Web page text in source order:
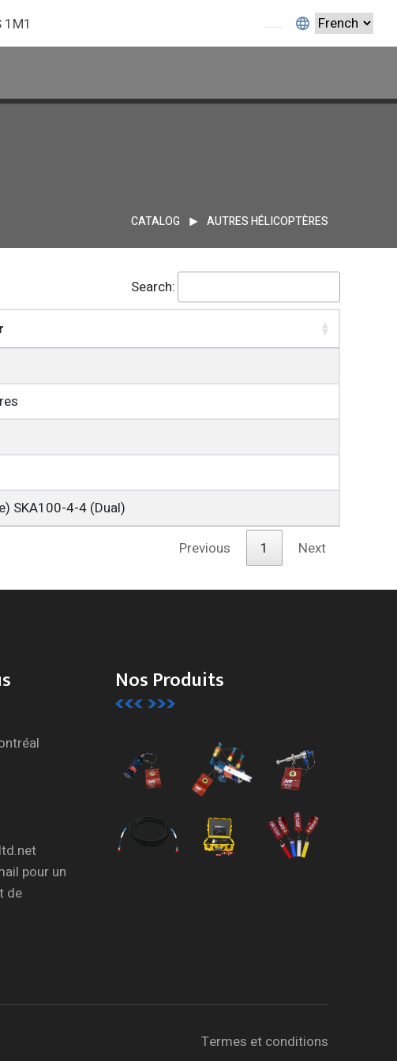
1M1
CATALOG AUTRES HÉLICOPTÈRES
Search:
SKA100-4-4 (Dual)
Previous 1 Next
pour un
de
Nos Produits
Termes et conditions